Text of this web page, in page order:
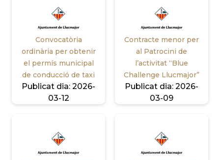
Convocatòria
ordinària per obtenir
el permís municipal
de conducció de taxi
Publicat dia: 2026-
03-12
Contracte menor per
al Patrocini de
l’activitat “Blue
Challenge Llucmajor”
Publicat dia: 2026-
03-09